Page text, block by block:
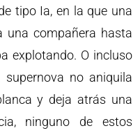
tipo Ia, en la que una
una compañera hasta
explotando. O incluso
no aniquila
y deja atrás una
ninguno de estos